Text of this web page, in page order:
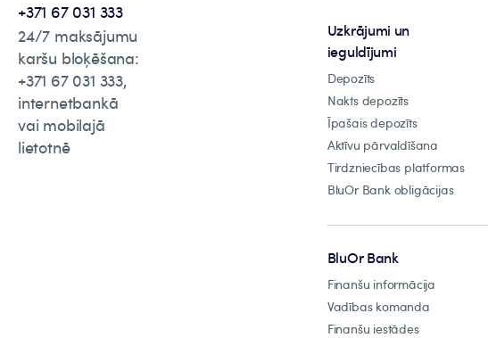
+371 67 031 333
24/7 maksājumu
karšu bloķēšana:
+371 67 031 333,
internetbankā
vai mobilajā
lietotnē
Uzkrājumi un
ieguldījumi
Depozīts
Nakts depozīts
Īpašais depozīts
Aktīvu pārvaldīšana
Tirdzniecības platformas
BluOr Bank obligācijas
BluOr Bank
Finanšu informācija
Vadības komanda
Finanšu iestādes